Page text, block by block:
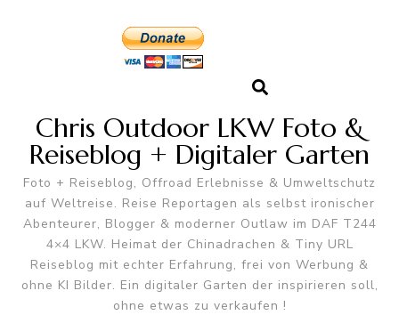
Chris Outdoor LKW Foto &
Reiseblog + Digitaler Garten
Foto + Reiseblog, Offroad Erlebnisse & Umweltschutz
auf Weltreise. Reise Reportagen als selbst ironischer
Abenteurer, Blogger & moderner Outlaw im DAF T244
4×4 LKW. Heimat der Chinadrachen & Tiny URL
Reiseblog mit echter Erfahrung, frei von Werbung &
ohne KI Bilder. Ein digitaler Garten der inspirieren soll,
ohne etwas zu verkaufen !